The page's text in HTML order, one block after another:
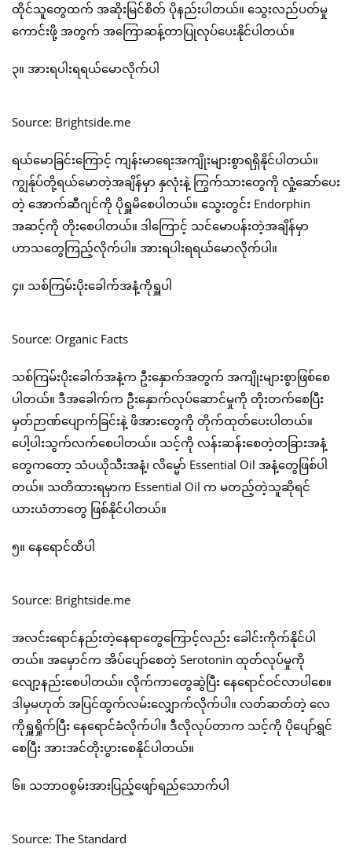
ထိုင်သူတွေထက် အဆိုးမြင်စိတ် ပိုနည်းပါတယ်။ သွေးလည်ပတ်မှု
ကောင်းဖို့ အတွက် အကြောဆန့်တာပြုလုပ်ပေးနိုင်ပါတယ်။
၃။ အားရပါးရရယ်မောလိုက်ပါ
Source: Brightside.me
ရယ်မောခြင်းကြောင့် ကျန်းမာရေးအကျိုးများစွာရရှိနိုင်ပါတယ်။
ကျွန်ုပ်တို့ရယ်မောတဲ့အချိန်မှာ နှလုံးနဲ့ ကြွက်သားတွေကို လှုံ့ဆော်ပေး
တဲ့ အောက်ဆီဂျင်ကို ပိုရှူမိစေပါတယ်။ သွေးတွင်း Endorphin
အဆင့်ကို တိုးစေပါတယ်။ ဒါကြောင့် သင်မောပန်းတဲ့အချိန်မှာ
ဟာသတွေကြည့်လိုက်ပါ။ အားရပါးရရယ်မောလိုက်ပါ။
၄။ သစ်ကြမ်းပိုးခေါက်အနံ့ကိုရှူပါ
Source: Organic Facts
သစ်ကြမ်းပိုးခေါက်အနံ့က ဦးနှောက်အတွက် အကျိုးများစွာဖြစ်စေ
ပါတယ်။ ဒီအခေါက်က ဦးနှောက်လုပ်ဆောင်မှုကို တိုးတက်စေပြီး
မှတ်ဉာဏ်ပျောက်ခြင်းနဲ့ ဖိအားတွေကို တိုက်ထုတ်ပေးပါတယ်။
ပေါ့ပါးသွက်လက်စေပါတယ်။ သင့်ကို လန်းဆန်းစေတဲ့တခြားအနံ့
တွေကတော့ သံပယိုသီးအနံ့၊ လိမ္မော် Essential Oil အနံ့တွေဖြစ်ပါ
တယ်။ သတိထားရမှာက Essential Oil က မတည့်တဲ့သူဆိုရင်
ယားယံတာတွေ ဖြစ်နိုင်ပါတယ်။
၅။ နေရောင်ထိပါ
Source: Brightside.me
အလင်းရောင်နည်းတဲ့နေရာတွေကြောင့်လည်း ခေါင်းကိုက်နိုင်ပါ
တယ်။ အမှောင်က အိပ်ပျော်စေတဲ့ Serotonin ထုတ်လုပ်မှုကို
လျော့နည်းစေပါတယ်။ လိုက်ကာတွေဆွဲပြီး နေရောင်ဝင်လာပါစေ။
ဒါမှမဟုတ် အပြင်ထွက်လမ်းလျှောက်လိုက်ပါ။ လတ်ဆတ်တဲ့ လေ
ကိုရှူရှိုက်ပြီး နေရောင်ခံလိုက်ပါ။ ဒီလိုလုပ်တာက သင့်ကို ပိုပျော်ရွှင်
စေပြီး အားအင်တိုးပွားစေနိုင်ပါတယ်။
၆။ သဘာဝစွမ်းအားပြည့်ဖျော်ရည်သောက်ပါ
Source: The Standard